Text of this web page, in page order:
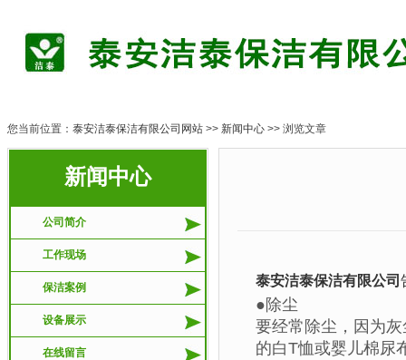
您当前位置： 泰安洁泰保洁有限公司网站>> 新闻中心>> 浏览文章
新闻中心
公司简介
工作现场
保洁案例
设备展示
在线留言
泰安洁泰保洁有限公司
●除尘
要经常除尘，因为
的白T恤或婴儿棉尿